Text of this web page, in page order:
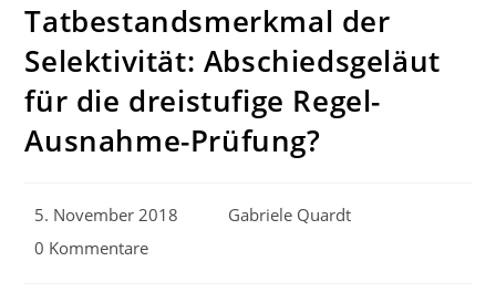
Tatbestandsmerkmal der
Selektivität: Abschiedsgeläut
für die dreistufige Regel-
Ausnahme-Prüfung?
Beitrag
5. November 2018
Beitrags-
Gabriele Quardt
Beitrags-
0 Kommentare